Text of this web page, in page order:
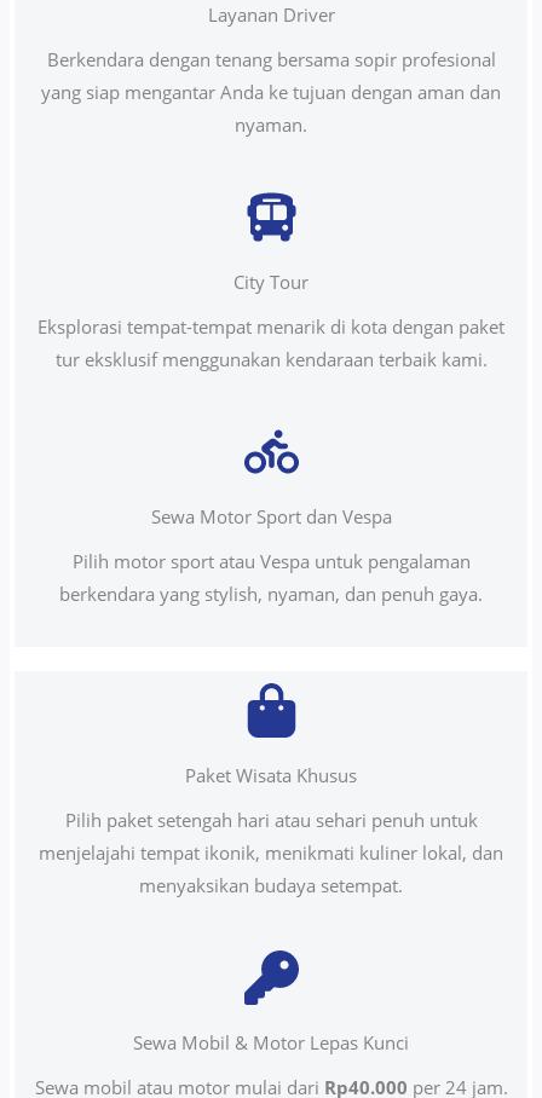
Layanan Driver
Berkendara dengan tenang bersama sopir profesional
yang siap mengantar Anda ke tujuan dengan aman dan
nyaman.
City Tour
Eksplorasi tempat-tempat menarik di kota dengan paket
tur eksklusif menggunakan kendaraan terbaik kami.
Sewa Motor Sport dan Vespa
Pilih motor sport atau Vespa untuk pengalaman
berkendara yang stylish, nyaman, dan penuh gaya.
Paket Wisata Khusus
Pilih paket setengah hari atau sehari penuh untuk
menjelajahi tempat ikonik, menikmati kuliner lokal, dan
menyaksikan budaya setempat.
Sewa Mobil & Motor Lepas Kunci
Sewa mobil atau motor mulai dari Rp40.000 per 24 jam.